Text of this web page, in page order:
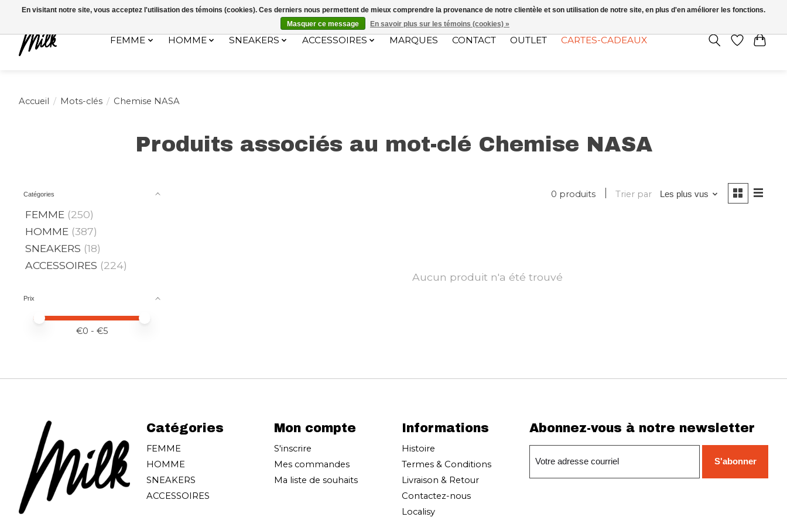
Expédition sous 48h / Livraison gratuite dès 150€ d'achats / -10% avec le code "4MILKZOO" FR S’INSCRIRE / SE CONNECTER
FEMME HOMME SNEAKERS ACCESSOIRES MARQUES CONTACT OUTLET CARTES-CADEAUX
Accueil / Mots-clés / Chemise NASA
Produits associés au mot-clé Chemise NASA
Catégories
FEMME (250)
HOMME (387)
SNEAKERS (18)
ACCESSOIRES (224)
Prix
Prix minimum
Price maximum value
€0 - €5
0 produits Trier par Les plus vus
Aucun produit n'a été trouvé
Catégories
FEMME
HOMME
SNEAKERS
ACCESSOIRES
Mon compte
S'inscrire
Mes commandes
Ma liste de souhaits
Informations
Histoire
Termes & Conditions
Livraison & Retour
Contactez-nous
Localisy
Abonnez-vous à notre newsletter
S'abonner
En visitant notre site, vous acceptez l'utilisation des témoins (cookies). Ces derniers nous permettent de mieux comprendre la provenance de notre clientèle et son utilisation de notre site, en plus d'en améliorer les fonctions.
Masquer ce message
En savoir plus sur les témoins (cookies) »